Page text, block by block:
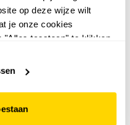
op deze wijze wilt
je onze cookies
toestaan" te klikken.